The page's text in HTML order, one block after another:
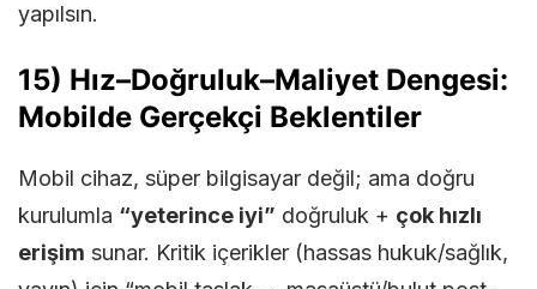
yapılsın.
15) Hız–Doğruluk–Maliyet Dengesi:
Mobilde Gerçekçi Beklentiler
Mobil cihaz, süper bilgisayar değil; ama doğru
kurulumla “yeterince iyi” doğruluk + çok hızlı
erişim sunar. Kritik içerikler (hassas hukuk/sağlık,